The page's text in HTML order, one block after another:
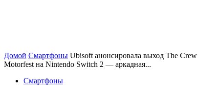
Домой Смартфоны Ubisoft анонсировала выход The Crew
Motorfest на Nintendo Switch 2 — аркадная...
Смартфоны